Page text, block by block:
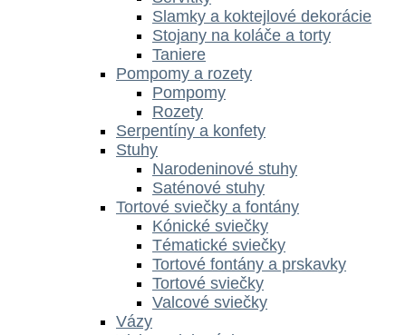
Slamky a koktejlové dekorácie
Stojany na koláče a torty
Taniere
Pompomy a rozety
Pompomy
Rozety
Serpentíny a konfety
Stuhy
Narodeninové stuhy
Saténové stuhy
Tortové sviečky a fontány
Kónické sviečky
Tématické sviečky
Tortové fontány a prskavky
Tortové sviečky
Valcové sviečky
Vázy